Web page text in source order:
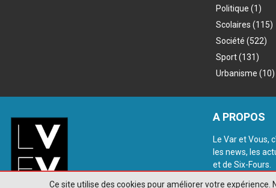
Politique (1)
Scolaires (115)
Société (522)
Sport(131)
Urbanisme (10)
A PROPOS
Le Var et Vous,
les news, les
et de Six-Fours.
Ce site utilise des cookies pour améliorer votre expérience.